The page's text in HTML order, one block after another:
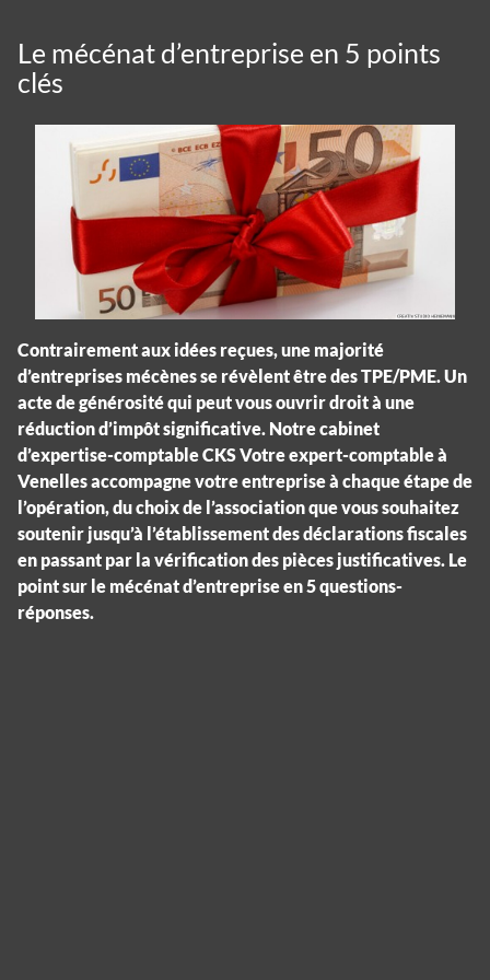
Le mécénat d’entreprise en 5 points
clés
Contrairement aux idées reçues, une majorité
d’entreprises mécènes se révèlent être des TPE/PME. Un
acte de générosité qui peut vous ouvrir droit à une
réduction d’impôt significative. Notre cabinet
d’expertise-comptable CKS Votre expert-comptable à
Venelles accompagne votre entreprise à chaque étape de
l’opération, du choix de l’association que vous souhaitez
soutenir jusqu’à l’établissement des déclarations fiscales
en passant par la vérification des pièces justificatives. Le
point sur le mécénat d’entreprise en 5 questions-
réponses.